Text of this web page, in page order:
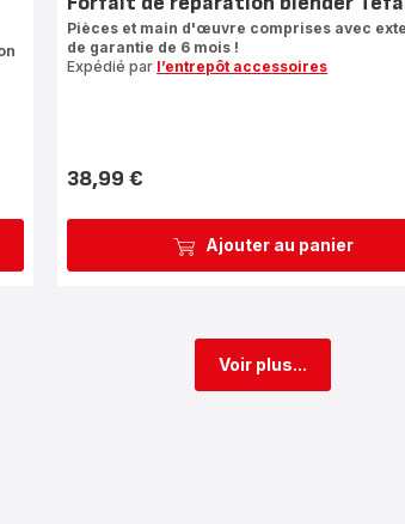
Ajouter au panier
Pièces et main d'œuvre comprises avec
de garantie de 6 mois !
Expédié par l’entrepôt accessoires
Prix
38,99 €
Voir plus...